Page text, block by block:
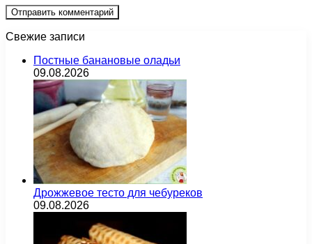
Свежие записи
Постные банановые оладьи
09.08.2026
Дрожжевое тесто для чебуреков
09.08.2026